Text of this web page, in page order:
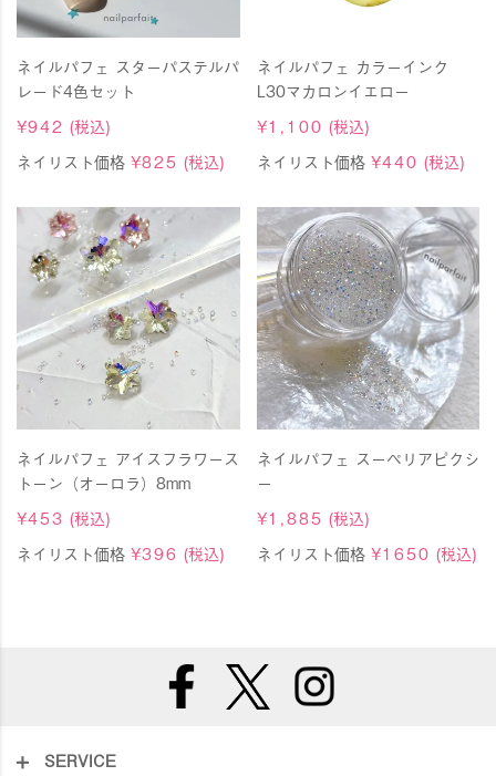
ネイルパフェ スターパステルパ
レード4色セット
¥942 (税込)
ネイリスト価格 ¥825 (税込)
ネイルパフェ カラーインク
L30マカロンイエロー
¥1,100 (税込)
ネイリスト価格 ¥440 (税込)
ネイルパフェ アイスフラワース
トーン（オーロラ）8mm
¥453 (税込)
ネイリスト価格 ¥396 (税込)
ネイルパフェ スーペリアピクシ
ー
¥1,885 (税込)
ネイリスト価格 ¥1650 (税込)
SERVICE